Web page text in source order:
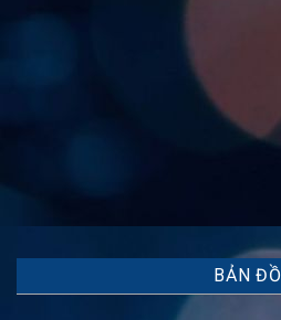
BẢN ĐỒ